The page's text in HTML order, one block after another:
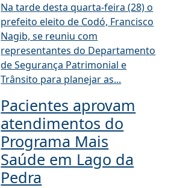
Na tarde desta quarta-feira (28) o
prefeito eleito de Codó, Francisco
Nagib, se reuniu com
representantes do Departamento
de Segurança Patrimonial e
Trânsito para planejar as...
Pacientes aprovam
atendimentos do
Programa Mais
Saúde em Lago da
Pedra